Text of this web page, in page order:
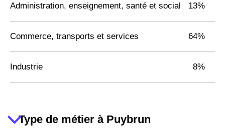
Administration, enseignement, santé et social 13%
Commerce, transports et services 64%
Industrie 8%
Type de métier à Puybrun